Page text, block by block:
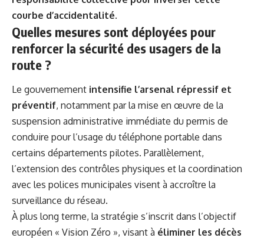
courbe d’accidentalité.
Quelles mesures sont déployées pour
renforcer la sécurité des usagers de la
route ?
Le gouvernement intensifie l’arsenal répressif et
préventif, notamment par la mise en œuvre de la
suspension administrative immédiate du permis de
conduire pour l’usage du téléphone portable dans
certains départements pilotes. Parallèlement,
l’extension des contrôles physiques et la coordination
avec les polices municipales visent à accroître la
surveillance du réseau.
À plus long terme, la stratégie s’inscrit dans l’objectif
européen « Vision Zéro », visant à éliminer les décès